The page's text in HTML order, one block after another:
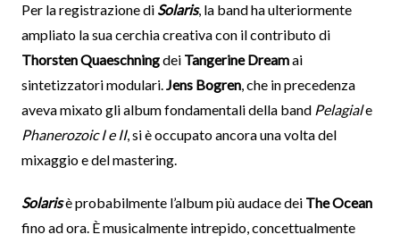
Per la registrazione di Solaris, la band ha ulteriormente
ampliato la sua cerchia creativa con il contributo di
Thorsten Quaeschningdei Tangerine Dreamai
sintetizzatori modulari.Jens Bogren, che in precedenza
aveva mixato gli album fondamentali della band Pelagiale
Phanerozoic I e II, si è occupato ancora una volta del
mixaggio e del mastering.
Solarisè probabilmente l’album più audace dei The Ocean
fino ad ora. È musicalmente intrepido, concettualmente